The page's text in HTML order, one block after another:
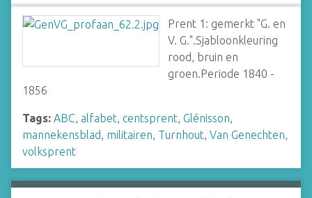
Prent 1: gemerkt "G. en
V. G.".Sjabloonkleuring
rood, bruin en
groen.Periode 1840 -
1856
Tags: ABC, alfabet, centsprent, Glénisson,
mannekensblad, militairen, Turnhout, Van Genechten,
volksprent